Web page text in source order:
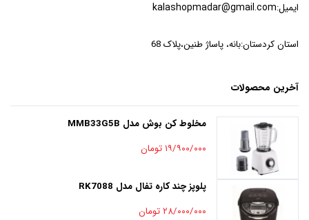
ایمیل:kalashopmadar@gmail.com
استان کردستان:بانه، پاساژ طنین،پلاک 68
آخرین محصولات
مخلوط کن بوش مدل MMB33G5B
۱۹/۹۰۰/۰۰۰ تومان
پلوپز چند کاره تفال مدل RK7088
۲۸/۰۰۰/۰۰۰ تومان